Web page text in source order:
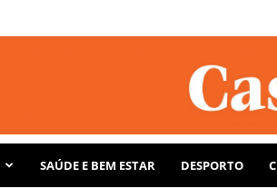
SAÚDE E BEM ESTAR DESPORTO